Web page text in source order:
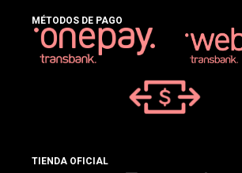
MÉTODOS DE PAGO
TIENDA OFICIAL